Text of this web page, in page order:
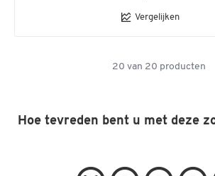
Vergelijken
20 van 20 producten
Hoe tevreden bent u met deze